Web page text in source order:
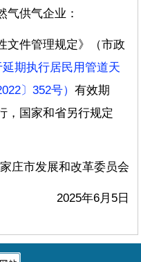
气供气企业：
文件管理规定》（市政
延期执行居民用管道天
〕352号）有效期
，国家和省另行规定
庄市发展和改革委员会
2025年6月5日